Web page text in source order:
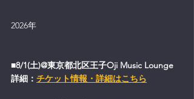
2026年
■8/1(土)@東京都北区王子Oji Music Lounge
詳細： チケット情報・詳細はこちら